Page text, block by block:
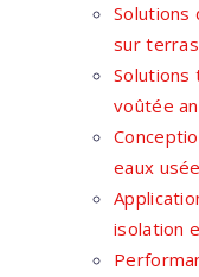
Solutions
sur
Solutions
voûtée
eaux
isolation